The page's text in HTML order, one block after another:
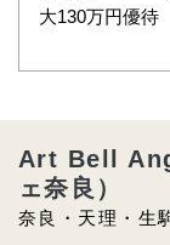
大130万円優待
奈良・天理・生
Art Bell
ェ奈良）